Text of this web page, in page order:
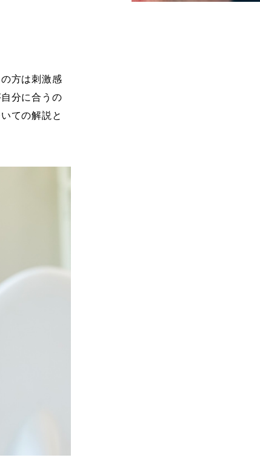
方は刺激感
分に合うの
ての解説と